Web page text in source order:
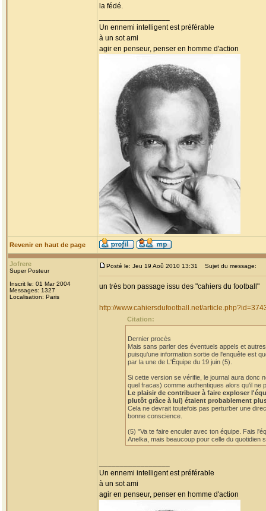
la fédé.
Un ennemi intelligent est préférable
à un sot ami
agir en penseur, penser en homme d'action
Revenir en haut de page
Jofrere
Super Posteur
Inscrit le: 01 Mar 2004
Messages: 1327
Localisation: Paris
Posté le: Jeu 19 Aoû 2010 13:31 Sujet du message:
un très bon passage issu des "cahiers du football"
http://www.cahiersdufootball.net/
Citation:
Dernier procès
Mais sans parler des éventuels appels et
puisqu'une information sortie de l'enquête est
par la une de L'Équipe du 19 juin (5).
Si cette version se vérifie, le journal aura donc
quel fracas) comme authentiques alors qu'il ne
Le plaisir de contribuer à faire exploser
plutôt grâce à lui) étaient probablement
Cela ne devrait toutefois pas perturber une
bonne conscience.
(5) "Va te faire enculer avec ton équipe. Fais
Anelka, mais beaucoup pour celle du quotidien
Un ennemi intelligent est préférable
à un sot ami
agir en penseur, penser en homme d'action